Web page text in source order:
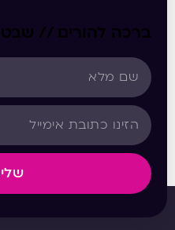
ברכה להורים // שבט